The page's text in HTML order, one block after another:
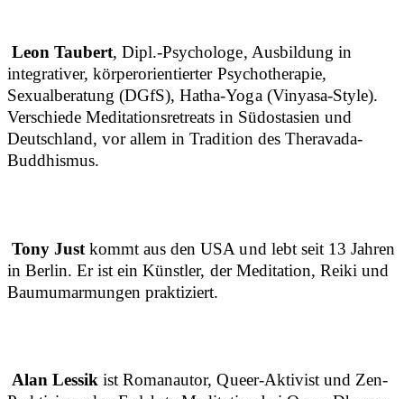
Leon Taubert, Dipl.-Psychologe, Ausbildung in
integrativer, körperorientierter Psychotherapie,
Sexualberatung (DGfS), Hatha-Yoga (Vinyasa-Style).
Verschiede Meditationsretreats in Südostasien und
Deutschland, vor allem in Tradition des Theravada-
Buddhismus.
Tony Just kommt aus den USA und lebt seit 13 Jahren
in Berlin. Er ist ein Künstler, der Meditation, Reiki und
Baumumarmungen praktiziert.
Alan Lessikist Romanautor, Queer-Aktivist und Zen-